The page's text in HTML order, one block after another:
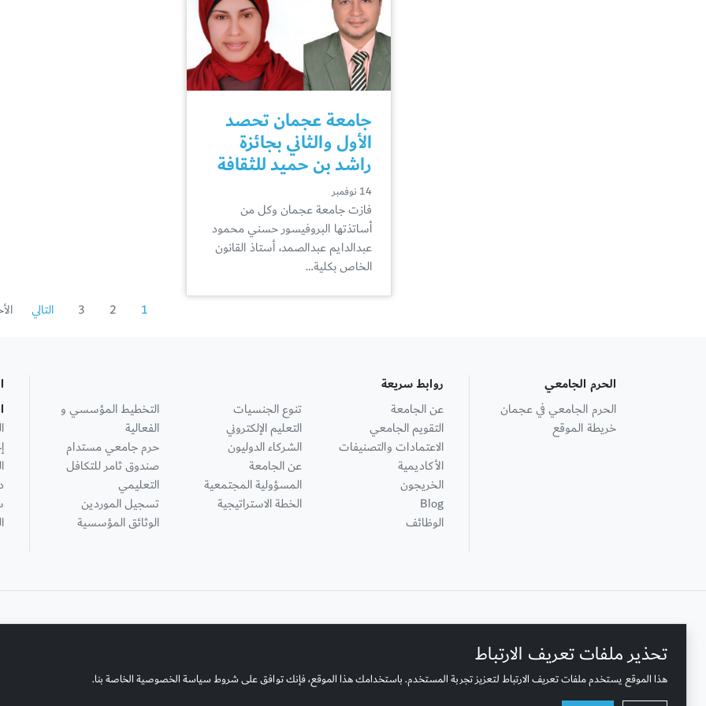
جامعة عجمان تحصد
الأول والثاني بجائزة
راشد بن حميد للثقافة
14 نوفمبر
فازت جامعة عجمان وكل من
أساتذتها البروفيسور حسني محمود
عبدالدايم عبدالصمد، أستاذ القانون
الخاص بكلية…
1
2
3 التالي
تحذير ملفات تعريف الارتباط
هذا الموقع يستخدم ملفات تعريف الارتباط لتعزيز تجربة المستخدم. باستخدامك هذا الموقع، فإنك توافق على شروط سياسة الخصوصية الخاصة بنا.
الحرم الجامعي
الحرم الجامعي في عجمان
خريطة الموقع
روابط سريعة
عن الجامعة
التقويم الجامعي
الاعتمادات والتصنيفات
الأكاديمية
الخريجون
Blog
الوظائف
تنوع الجنسيات
التعليم الإلكتروني
الشركاء الدوليون
عن الجامعة
المسؤولية المجتمعية
الخطة الاستراتيجية
التخطيط المؤسسي و
الفعالية
حرم جامعي مستدام
صندوق ثامر للتكافل
التعليمي
تسجيل الموردين
الوثائق المؤسسية
الصندوق البريدي لجامعة عجمان: 346